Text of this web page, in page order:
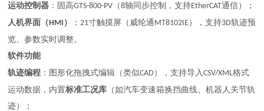
运动控制器 ：固高GTS-800-PV （8轴同步控制，支持EtherCAT通信）；
人机界面（HMI ） ： 21寸触摸屏（威纶通 MT8102IE），支持3D轨迹预
览、参数实时调整。
软件功能
轨迹编程 ：图形化拖拽式编辑（类似CAD ），支持导入CSV/XML格式
运动数据，内置标准工况库 （如汽车变速箱换挡曲线、机器人关节轨
迹）；